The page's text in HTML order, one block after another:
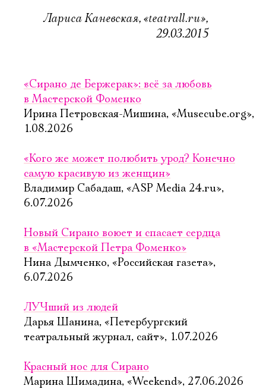
Лариса Каневская, «teatrall.ru»,
29.03.2015
«Сирано де Бержерак»: всё за любовь
в Мастерской Фоменко
Ирина Петровская-Мишина, «Musecube.org»,
1.08.2026
«Кого же может полюбить урод? Конечно
самую красивую из женщин»
Владимир Сабадаш, «ASP Media 24.ru»,
6.07.2026
Новый Сирано воюет и спасает сердца
в «Мастерской Петра Фоменко»
Нина Дымченко, «Российская газета»,
6.07.2026
ЛУЧший из людей
Дарья Шанина, «Петербургский
театральный журнал, сайт», 1.07.2026
Красный нос для Сирано
Марина Шимадина, «Weekend», 27.06.2026